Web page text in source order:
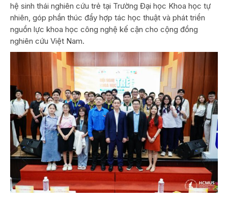
hệ sinh thái nghiên cứu trẻ tại Trường Đại học Khoa học tự
nhiên, góp phần thúc đẩy hợp tác học thuật và phát triển
nguồn lực khoa học công nghệ kế cận cho cộng đồng
nghiên cứu Việt Nam.